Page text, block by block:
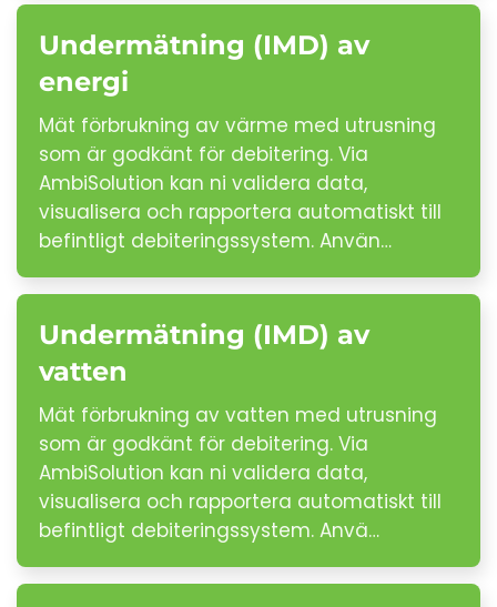
Undermätning (IMD) av
energi
Mät förbrukning av värme med utrusning
som är godkänt för debitering. Via
AmbiSolution kan ni validera data,
visualisera och rapportera automatiskt till
befintligt debiteringssystem. Använ…
Undermätning (IMD) av
vatten
Mät förbrukning av vatten med utrusning
som är godkänt för debitering. Via
AmbiSolution kan ni validera data,
visualisera och rapportera automatiskt till
befintligt debiteringssystem. Anvä…